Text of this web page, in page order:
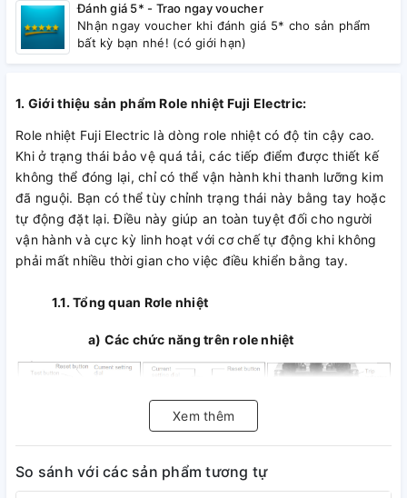
Đánh giá 5* - Trao ngay voucher
Nhận ngay voucher khi đánh giá 5* cho sản phẩm
bất kỳ bạn nhé! (có giới hạn)
1. Giới thiệu sản phẩm Role nhiệt Fuji Electric:
Role nhiệt Fuji Electric là dòng role nhiệt có độ tin cậy cao.
Khi ở trạng thái bảo vệ quá tải, các tiếp điểm được thiết kế
không thể đóng lại, chỉ có thể vận hành khi thanh lưỡng kim
đã nguội. Bạn có thể tùy chỉnh trạng thái này bằng tay hoặc
tự động đặt lại. Điều này giúp an toàn tuyệt đối cho người
vận hành và cực kỳ linh hoạt với cơ chế tự động khi không
phải mất nhiều thời gian cho việc điều khiển bằng tay.
1.1. Tổng quan Rơle nhiệt
a) Các chức năng trên role nhiệt
Xem thêm
So sánh với các sản phẩm tương tự